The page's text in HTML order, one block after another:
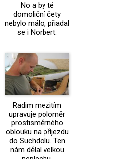
No a by té
domoliční čety
nebylo málo, přiadal
se i Norbert.
Radim mezitím
upravuje poloměr
prostisměrného
oblouku na příjezdu
do Suchdolu. Ten
nám dělal velkou